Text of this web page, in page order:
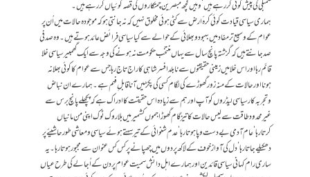
سمبلی کی پیش گوئی کر رہے ہیں‘ وہیں کچھ مبصرین چمتکاروں کی قصہ گوئیاں کر رہے ہیں ۔
ہماری سیاسی قیادت کوئی کرہ ٔ ارض سے کٹی ہوئی مخلوق نہیں کہ نہ جانتی ہو کہ موجودہ حالات میں اُن پر
عوام کے وسیع تر مفا د میں بہبود وبھلائی کے حوالے سے کیا سیاسی فرائض عائد ہوتے ہیں ۔ وہ صد فی
صدجانتے ہیں کہ گزشتہ پانچ سال سے یہاں منتخب حکومت نہ ہونے کی وجہ سے ایک گھمبیر سیاسی خلا
قائم رہا اور اس خلا میں زمینی حقیقتوں سےنابلد افسر شاہی کا راج تاج رہا جس سے عوام کا کوئی بھلا نہ
ہونا اور حالات کے منہ زور گھوڑے کی لگام کسی کی پکڑ میں آنا قابل ِ فہم ہے۔ ہمارے ان نباض
وتجربہ کار سیاسی لیڈروں کو آپ اور ہم سے زیادہ اس حقیقت کا ادراک ہے کہ پچھلے پانچ برس سے
غیر محدودطاقت سے لیس حالات کاتیزگام گھوڑا جموں کشمیر میں بلاروک ٹوک اپنی من مانیاں
کرتارہا‘عام آدمی بے دست و پا ہوتارہا ‘ عدم شنوائی کے تیر سہتے ہوئے سیاسی و معاشی طور حاشیئے پر
دھکیلے جاتا رہا‘ دل کی آواز خوف کے لاکھ پردوں میں چھپانےپر کس کس عنوان سے مجبور ہوتا رہا۔ یہ
ساری رام کہانی سیاسی قائدین اور ہمارے اہل دانش سمیت عوام پر دن کے اُجالے کی طرح عیاں